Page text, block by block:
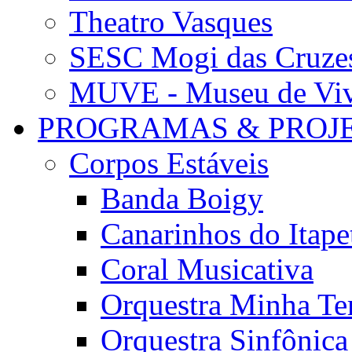
Theatro Vasques
SESC Mogi das
MUVE - Museu de
PROGRAMAS &
Corpos Estáveis
Banda Boigy
Canarinhos do
Coral Musicativa
Orquestra Minha
Orquestra